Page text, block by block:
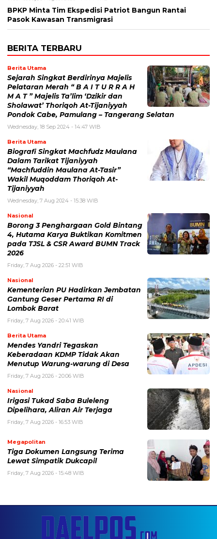
BPKP Minta Tim Ekspedisi Patriot Bangun Rantai
Pasok Kawasan Transmigrasi
BERITA TERBARU
Berita Utama
Sejarah Singkat Berdirinya Majelis
Pelataran Merah “ B A I T U R R A H
M A T ” Majelis Ta’lim ‘Dzikir dan
Sholawat’ Thoriqoh At-Tijaniyyah
Pondok Cabe, Pamulang – Tangerang Selatan
Wednesday, 18 Sep 2024 - 14:47 WIB
Berita Utama
Biografi Singkat Machfudz Maulana
Dalam Tarikat Tijaniyyah
“Machfuddin Maulana At-Tasir”
Wakil Muqoddam Thoriqoh At-
Tijaniyyah
Wednesday, 7 Aug 2024 - 15:38 WIB
Nasional
Borong 3 Penghargaan Gold Bintang
4, Hutama Karya Buktikan Komitmen
pada TJSL & CSR Award BUMN Track
2026
Friday, 7 Aug 2026 - 22:51 WIB
Nasional
Kementerian PU Hadirkan Jembatan
Gantung Geser Pertama RI di
Lombok Barat
Friday, 7 Aug 2026 - 20:41 WIB
Berita Utama
Mendes Yandri Tegaskan
Keberadaan KDMP Tidak Akan
Menutup Warung-warung di Desa
Friday, 7 Aug 2026 - 20:06 WIB
Nasional
Irigasi Tukad Saba Buleleng
Dipelihara, Aliran Air Terjaga
Friday, 7 Aug 2026 - 16:53 WIB
Megapolitan
Tiga Dokumen Langsung Terima
Lewat Simpatik Dukcapil
Friday, 7 Aug 2026 - 15:48 WIB